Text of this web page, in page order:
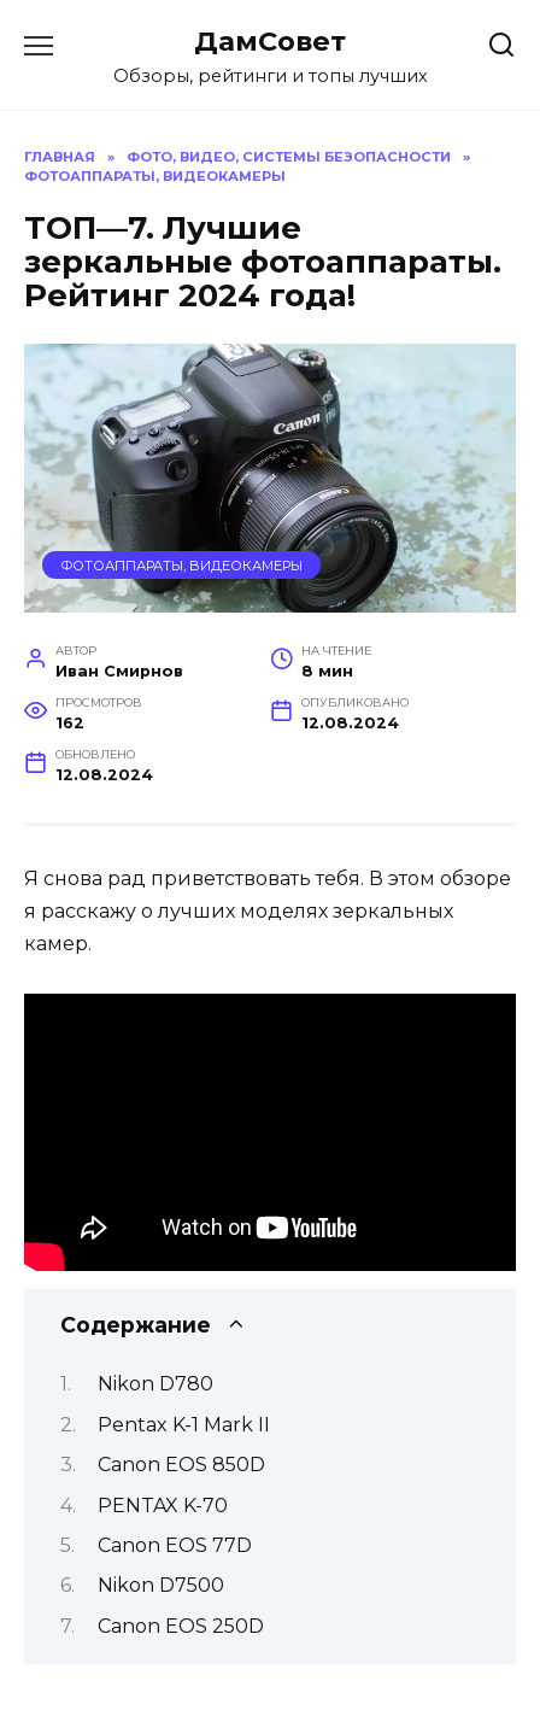
содержанию
ДамСовет
Обзоры, рейтинги и топы лучших
ГЛАВНАЯ » ФОТО, ВИДЕО, СИСТЕМЫ БЕЗОПАСНОСТИ
»
ФОТОАППАРАТЫ, ВИДЕОКАМЕРЫ
ТОП—7. Лучшие
зеркальные фотоаппараты.
Рейтинг 2024 года!
ФОТОАППАРАТЫ, ВИДЕОКАМЕРЫ
АВТОР
Иван Смирнов
НА ЧТЕНИЕ
8 мин
ПРОСМОТРОВ
162
ОПУБЛИКОВАНО
12.08.2024
ОБНОВЛЕНО
12.08.2024
Я снова рад приветствовать тебя. В этом обзоре
я расскажу о лучших моделях зеркальных
камер.
Содержание
Nikon D780
Pentax K-1 Mark II
Canon EOS 850D
PENTAX K-70
Canon EOS 77D
Nikon D7500
Canon EOS 250D